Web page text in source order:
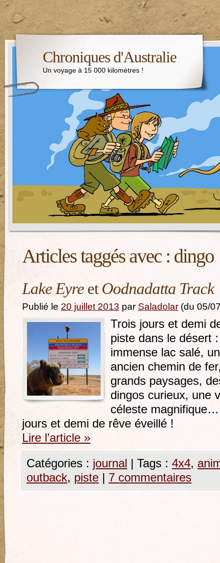
Chroniques d'Australie
Un voyage à 15 000 kilomètres !
Articles taggés avec : dingo
Lake Eyre etOodnadatta Track
Publié le 20 juillet 2013 par Saladolar (du 05/
Trois jours et demi
piste dans le désert
immense lac salé, un
ancien chemin de
grands paysages,
dingos curieux, une
céleste
jours et demi de rêve éveillé !
Lire l’article »
Catégories : journal | Tags : 4x4,
outback, piste | 7 commentaires